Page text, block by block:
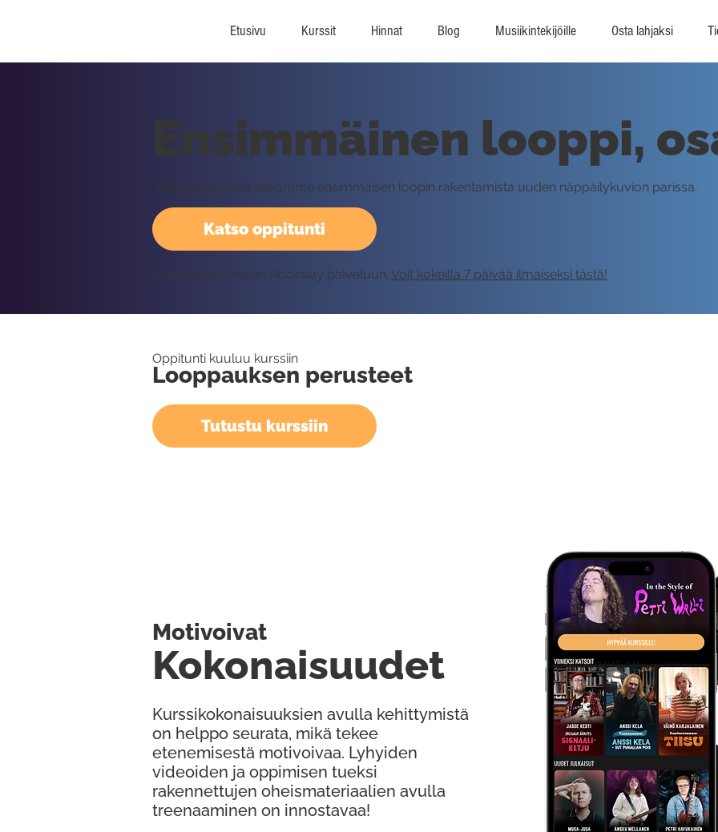
Etusivu Kurssit Hinnat Blog Musiikintekijöille Osta lahjaksi
Katso oppitunti
Ensimmäinen looppi,
Tällä oppitunnilla jatkamme ensimmäisen loopin rakentamista uuden näppäilykuvion parissa.
Vaatii kirjautumisen Rockway palveluun. Voit kokeilla 7 päivää ilmaiseksi tästä!
Oppitunti kuuluu kurssiin
Looppauksen perusteet
Tutustu kurssiin
Kurssikokonaisuuksien avulla kehittymistä
on helppo seurata, mikä tekee
etenemisestä motivoivaa. Lyhyiden
videoiden ja oppimisen tueksi
rakennettujen oheismateriaalien avulla
treenaaminen on innostavaa!
Kokonaisuudet
Motivoivat